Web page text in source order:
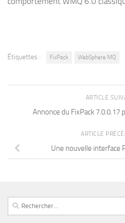
Étiquettes : FixPack WebSphere MQ
ARTICLE
Annonce du FixPack 7.0.0.17
ARTICLE
Une nouvelle interface
Rechercher :